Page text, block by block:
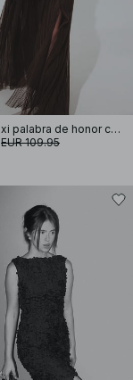
Vestido maxi palabra de honor con lentejuelas
EUR 109.95